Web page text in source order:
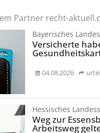
Partner recht-
Bayerisches
Versicherte
04.08.2026
Hessisches
Weg zur
Arbeitsweg